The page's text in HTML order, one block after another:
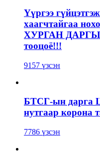
Үүргээ
хаагчтайгаа
ХУРГАН ДАРГЫН
тооцоё!!!
9157 үзсэн
БТСГ-ын дарга
нутгаар корона
7786 үзсэн